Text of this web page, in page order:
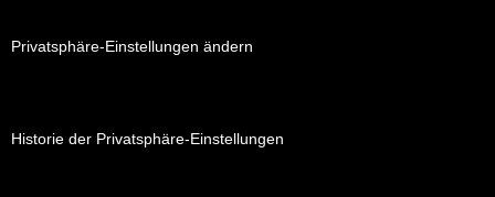
Privatsphäre-Einstellungen ändern
Historie der Privatsphäre-Einstellungen